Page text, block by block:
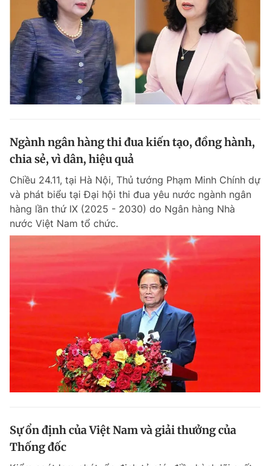
Theo dõi báo trên
Hotline
0906 645 777
Liên hệ quảng cáo
0908 780 404
Đặt báo Quảng cáo RSS Tòa soạn Chính sách bảo
Phó tổng biên tập thường trực: Hải Thành
Phó tổng biên tập: Lâm Hiếu Dũng
Phó tổng biên tập: Trần Việt Hưng
Giấy phép xuất bản số 110/GP - BTTTT cấp ngày 24.3.2020
© 2003-2026 Bản quyền thuộc về Báo Thanh Niên. Cấm sao chép
dưới mọi hình thức nếu không có sự chấp thuận bằng văn bản.
Phát triển bởi ePi Technologies, JSC.
Ngành ngân hàng thi đua kiến tạo, đồng hành,
chia sẻ, vì dân, hiệu quả
Chiều 24.11, tại Hà Nội, Thủ tướng Phạm Minh Chính dự
và phát biểu tại Đại hội thi đua yêu nước ngành ngân
hàng lần thứ IX (2025 - 2030) do Ngân hàng Nhà
nước Việt Nam tổ chức.
Sự ổn định của Việt Nam và giải thưởng của
Thống đốc